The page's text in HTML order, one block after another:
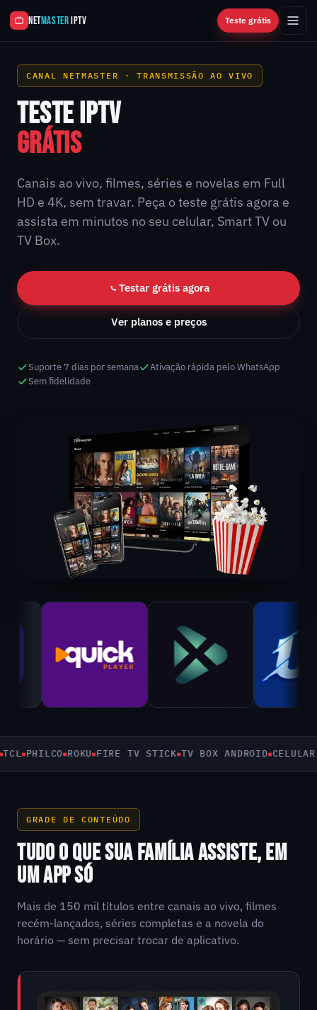
NETMASTERIPTV Teste grátis
CANAL NETMASTER · TRANSMISSÃO AO VIVO
TESTE IPTV
GRÁTIS
Canais ao vivo, filmes, séries e novelas em Full
HD e 4K, sem travar. Peça o teste grátis agora e
assista em minutos no seu celular, Smart TV ou
TV Box.
Testar grátis agora
Ver planos e preços
Suporte 7 dias por semana
Ativação rápida pelo WhatsApp
Sem fidelidade
PHILCO ROKU FIRE TV STICK TV BOX ANDROID CELULAR E
GRADE DE CONTEÚDO
TUDO O QUE SUA FAMÍLIA ASSISTE, EM
UM APP SÓ
Mais de 150 mil títulos entre canais ao vivo, filmes
recém-lançados, séries completas e a novela do
horário — sem precisar trocar de aplicativo.